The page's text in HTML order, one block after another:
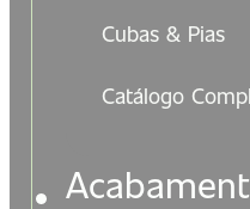
Cubas & Pias
Catálogo